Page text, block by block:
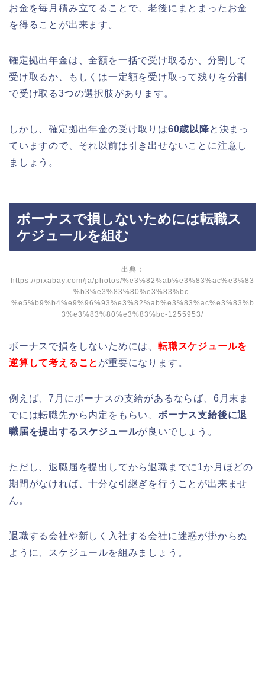
お金を毎月積み立てることで、老後にまとまったお金
を得ることが出来ます。
確定拠出年金は、全額を一括で受け取るか、分割して
受け取るか、もしくは一定額を受け取って残りを分割
で受け取る3つの選択肢があります。
しかし、確定拠出年金の受け取りは60歳以降と決まっ
ていますので、それ以前は引き出せないことに注意し
ましょう。
ボーナスで損しないためには転職ス
ケジュールを組む
出典：
https://pixabay.com/ja/photos/%e3%82%ab%e3%83%ac%e3%83
%b3%e3%83%80%e3%83%bc-
%e5%b9%b4%e9%96%93%e3%82%ab%e3%83%ac%e3%83%b
3%e3%83%80%e3%83%bc-1255953/
ボーナスで損をしないためには、 転職スケジュールを
逆算して考えること が重要になります。
例えば、7月にボーナスの支給があるならば、6月末ま
でには転職先から内定をもらい、 ボーナス支給後に退
職届を提出するスケジュールが良いでしょう。
ただし、退職届を提出してから退職までに1か月ほどの
期間がなければ、十分な引継ぎを行うことが出来ませ
ん。
退職する会社や新しく入社する会社に迷惑が掛からぬ
ように、スケジュールを組みましょう。